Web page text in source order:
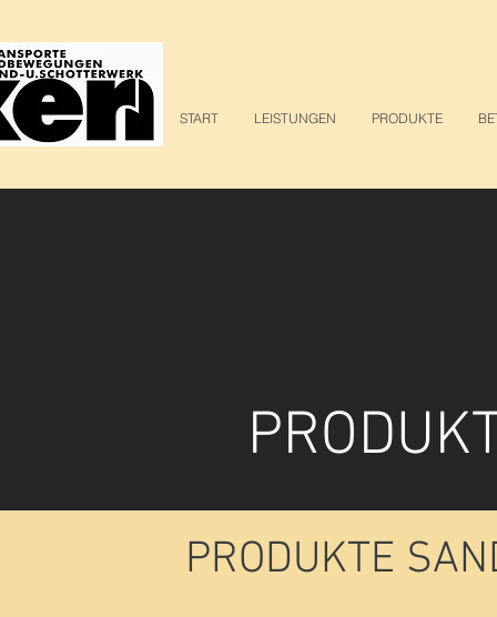
START LEISTUNGEN PRODUKTE
PRODUKTE